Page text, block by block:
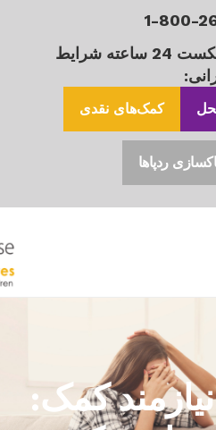
1-800-
شماره رایگان تلفن یا تکست 24 ساعته شرایط
کمک‌های نقدی
ردپاها
کمک: